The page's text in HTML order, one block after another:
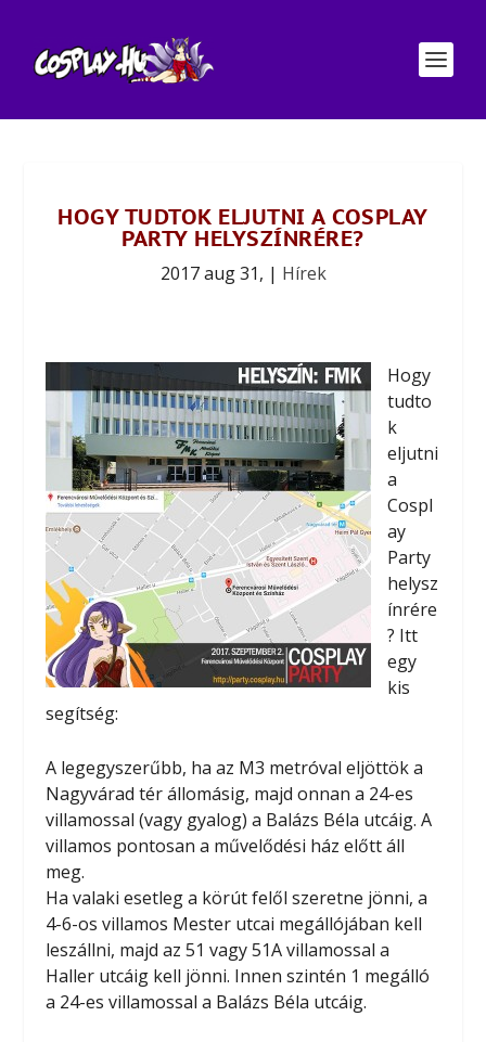
HOGY TUDTOK ELJUTNI A COSPLAY
PARTY HELYSZÍNRÉRE?
2017 aug 31, | Hírek
Hogy
tudto
k
eljutni
a
Cospl
ay
Party
helysz
ínrére
? Itt
egy
kis
segítség:
A legegyszerűbb, ha az M3 metróval eljöttök a
Nagyvárad tér állomásig, majd onnan a 24-es
villamossal (vagy gyalog) a Balázs Béla utcáig. A
villamos pontosan a művelődési ház előtt áll
meg.
Ha valaki esetleg a körút felől szeretne jönni, a
4-6-os villamos Mester utcai megállójában kell
leszállni, majd az 51 vagy 51A villamossal a
Haller utcáig kell jönni. Innen szintén 1 megálló
a 24-es villamossal a Balázs Béla utcáig.